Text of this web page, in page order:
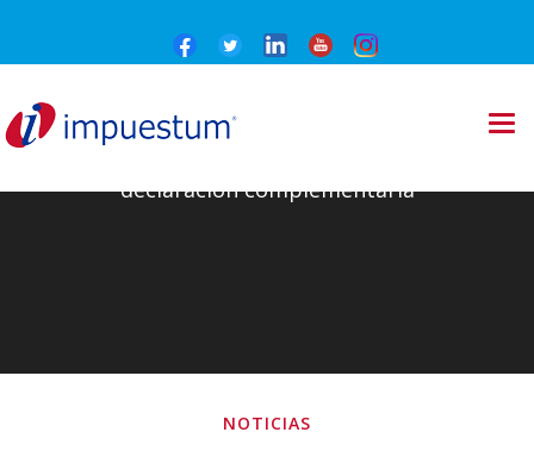
declaración complementaria
NOTICIAS